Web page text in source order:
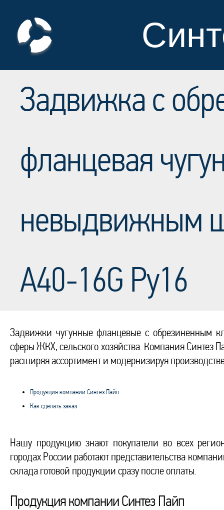
Задвижка с
фланцевая
невыдвижным
A40-16G Ру16
Задвижки чугунные фланцевые с обрезиненным
сферы ЖКХ, сельского хозяйства. Компания Синтез
расширяя ассортимент и модернизируя
Продукция компании Синтез Пайп
Как сделать заказ
Нашу продукцию знают покупатели во всех
городах России работают представительства
склада готовой продукции сразу после оплаты.
Продукция компании Синтез Пайп